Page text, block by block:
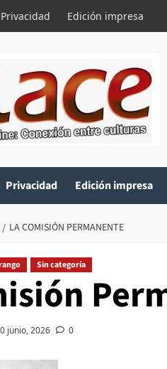
Privacidad Edición impresa
Privacidad Edición impresa
LA COMISIÓN PERMANENTE
Sin categoría
junio, 2026 0